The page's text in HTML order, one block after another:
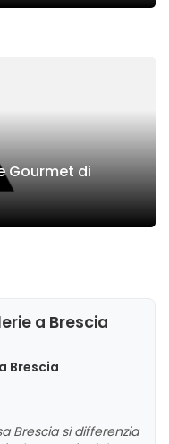
Gourmet di
a Brescia
Brescia
Brescia si differenzia